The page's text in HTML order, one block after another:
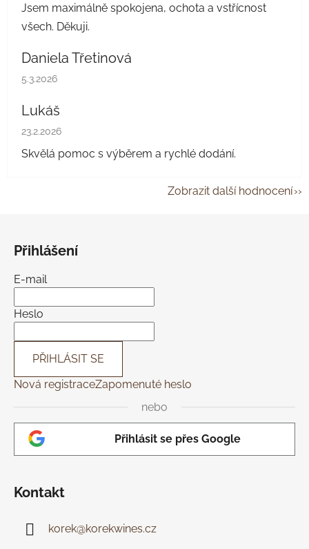
Jsem maximálně spokojena, ochota a vstřícnost
všech. Děkuji.
Daniela Třetinová
Hodnocení obchodu je 5 z 5 hvězdiček.
5.3.2026
Lukáš
Hodnocení obchodu je 5 z 5 hvězdiček.
23.2.2026
Skvělá pomoc s výběrem a rychlé dodání.
Zobrazit další hodnocení
Přihlášení
E-mail
Heslo
PŘIHLÁSIT SE
Nová registraceZapomenuté heslo
nebo
Přihlásit se přes Google
Kontakt
korek@korekwines.cz